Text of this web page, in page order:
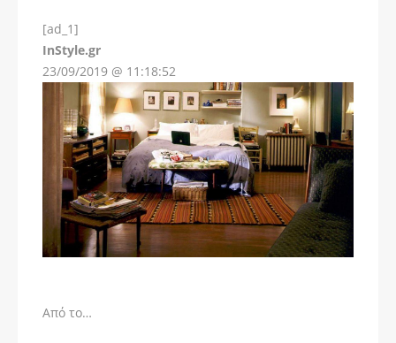
[ad_1]
InStyle.gr
23/09/2019 @ 11:18:52
Από το…